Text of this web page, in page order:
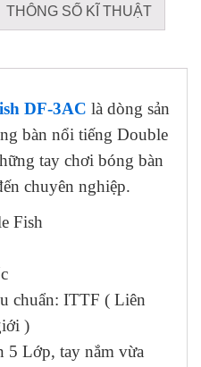
THÔNG SỐ KĨ THUẬT
DF-3AC là dòng sản
bàn nổi tiếng Double
tay chơi bóng bàn
chuyên nghiệp.
Fish
chuẩn: ITTF ( Liên
)
5 Lớp, tay nắm vừa